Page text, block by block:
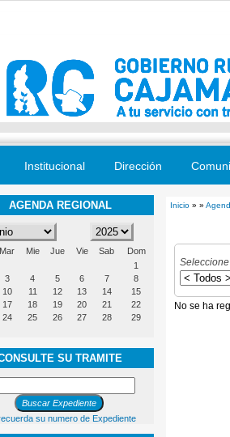
Institucional Dirección
AGENDA REGIONAL
Mar Mie Jue Vie Sab
Dom
1
3 4 5 6 7
8
10 11 12 13 14
15
17 18 19 20 21
22
24 25 26 27 28
29
SU TRAMITE
su numero de Expediente
Inicio » »
No se ha